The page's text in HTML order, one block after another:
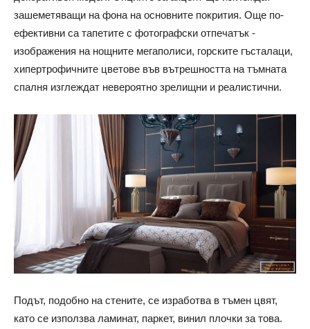
зашеметяващи на фона на основните покрития. Още по-
ефективни са тапетите с фотографски отпечатък -
изображения на нощните мегаполиси, горските гъсталаци,
хипертрофичните цветове във вътрешността на тъмната
спалня изглеждат невероятно зрелищни и реалистични.
Подът, подобно на стените, се изработва в тъмен цвят,
като се използва ламинат, паркет, винил плочки за това.